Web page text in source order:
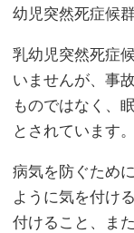
幼児突然死症候
乳幼児突然死症
いませんが、事
ものではなく、
とされています。
病気を防ぐため
ように気を付け
付けること、ま